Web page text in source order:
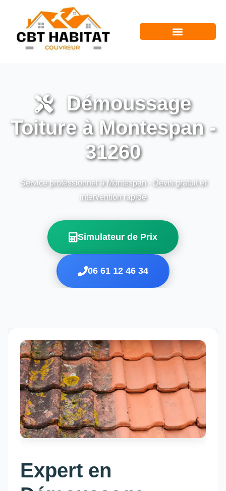
Démoussage
Toiture à Montespan -
31260
Service professionnel à Montespan - Devis gratuit et
intervention rapide
Simulateur de Prix
06 61 12 46 34
Expert en